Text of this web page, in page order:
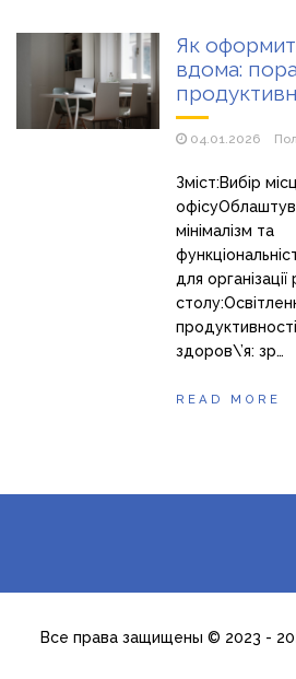
Як
вдома:
04.01.2026
Зміст:Вибір
мінімалізм та
для
здоров\’я: зр…
READ MORE
Все права защищены © 2023 -